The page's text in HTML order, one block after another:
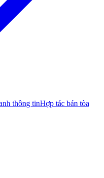
thông tinHợp tác bán tòa